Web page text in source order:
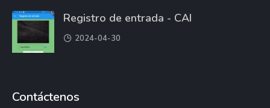
Registro de entrada - CAI
2024-04-30
Contáctenos